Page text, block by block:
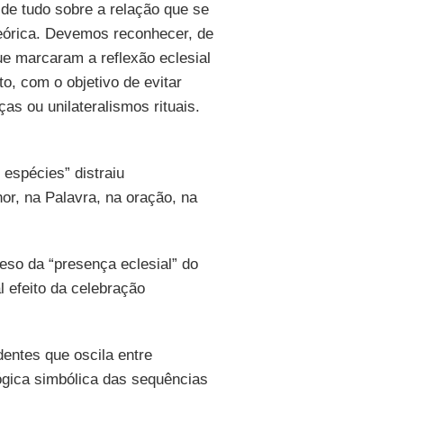
tudo sobre a relação que se
Devemos reconhecer, de
marcaram a reflexão eclesial
com o objetivo de evitar
ou unilateralismos rituais.
distraiu
na Palavra, na oração, na
da “presença eclesial” do
efeito da celebração
que oscila entre
simbólica das sequências